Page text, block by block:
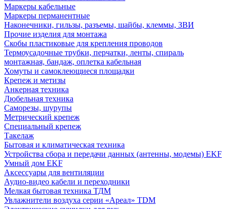
Маркеры кабельные
Маркеры перманентные
Наконечники, гильзы, разъемы, шайбы, клеммы, ЗВИ
Прочие изделия для монтажа
Скобы пластиковые для крепления проводов
Термоусадочные трубки, перчатки, ленты, спираль
монтажная, бандаж, оплетка кабельная
Хомуты и самоклеющиеся площадки
Крепеж и метизы
Анкерная техника
Дюбельная техника
Саморезы, шурупы
Метрический крепеж
Специальный крепеж
Такелаж
Бытовая и климатическая техника
Устройства сбора и передачи данных (антенны, модемы) EKF
Умный дом EKF
Аксессуары для вентиляции
Аудио-видео кабели и переходники
Мелкая бытовая техника ТДМ
Увлажнители воздуха серии «Ареал» TDM